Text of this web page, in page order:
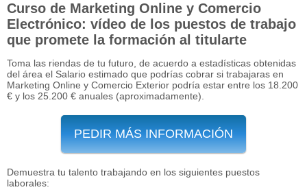
Curso de Marketing Online y Comercio
Electrónico: vídeo de los puestos de trabajo
que promete la formación al titularte
Toma las riendas de tu futuro, de acuerdo a estadísticas obtenidas
del área el Salario estimado que podrías cobrar si trabajaras en
Marketing Online y Comercio Exterior podría estar entre los 18.200
€ y los 25.200 € anuales (aproximadamente).
PEDIR MÁS INFORMACIÓN
Demuestra tu talento trabajando en los siguientes puestos
laborales: